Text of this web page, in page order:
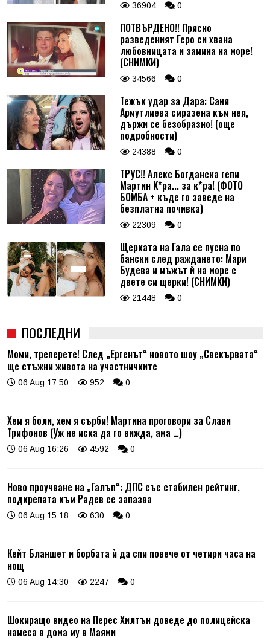
36904 0
ПОТВЪРДЕНО!! Прясно
разведеният Геро си хвана
любовницата и замина на море!
(СНИМКИ)
34566 0
Тежък удар за Дара: Саня
Армутлиева смразена към нея,
държи се безобразно! (още
подробности)
24388 0
ТРУС!! Алекс Богданска гепи
Мартин К*ра... за к*ра! (ФОТО
БОМБА + къде го заведе на
безплатна почивка)
22309 0
Щерката на Гала се пусна по
бански след раждането: Мари
Будева и мъжът й на море с
двете си щерки! (СНИМКИ)
21448 0
ПОСЛЕДНИ
Моми, треперете! След „Ергенът“ новото шоу „Свекървата“
ще стъжни живота на участничките
06 Aug 17:50 952 0
Хем я боли, хем я сърби! Мартина проговори за Слави
Трифонов (Уж не иска да го вижда, ама …)
06 Aug 16:26 4592 0
Ново проучване на „Галъп“: ДПС със стабилен рейтинг,
подкрепата към Радев се запазва
06 Aug 15:18 630 0
Кейт Бланшет и борбата ѝ да спи повече от четири часа на
нощ
06 Aug 14:30 2247 0
Шокиращо видео на Перес Хилтън доведе до полицейска
намеса в дома му в Маями